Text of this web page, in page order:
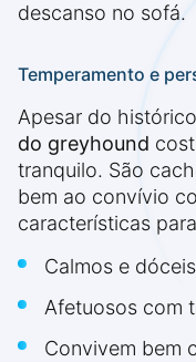
descanso no sofá.
Temperamento e
Apesar do
do greyhound
tranquilo. São
bem ao convívio
características
Calmos e
Afetuosos com
Convivem bem